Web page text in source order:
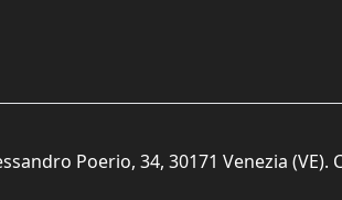
Poerio, 34, 30171 Venezia (VE).